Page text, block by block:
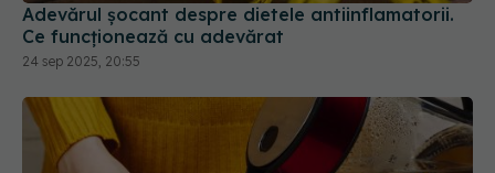
Adevărul șocant despre dietele antiinflamatorii.
Ce funcționează cu adevărat
24 sep 2025, 20:55